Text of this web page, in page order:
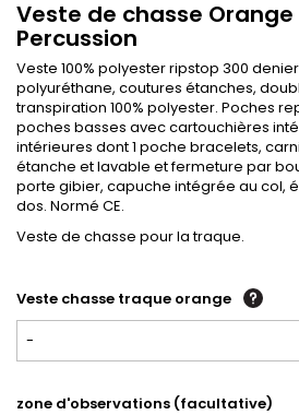
Veste de chasse
Percussion
Veste 100% polyester ripstop 300
polyuréthane, coutures étanches,
transpiration 100% polyester. Poches
poches basses avec cartouchières
intérieures dont 1 poche bracelets,
étanche et lavable et fermeture par
porte gibier, capuche intégrée au col,
dos. Normé CE.
Veste de chasse pour la traque.
Veste chasse traque orange
-
zone d'observations (facultative)